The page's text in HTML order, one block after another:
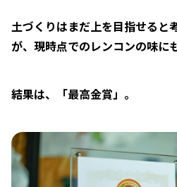
土づくりはまだ上を目指せると
が、現時点でのレンコンの味に
結果は、「最高金賞」。